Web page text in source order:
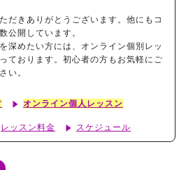
だきありがとうございます。他にもコ
公開しています。
深めたい方には、オンライン個別レッ
ております。初心者の方もお気軽にご
い。
オンライン個人レッスン
レッスン料金 スケジュール